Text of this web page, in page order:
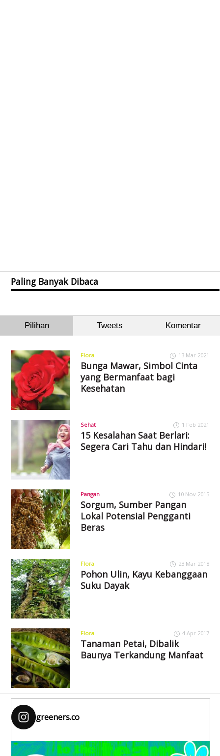
Paling Banyak Dibaca
Pilihan Tweets Komentar
Flora 13 Mar 2021
Bunga Mawar, Simbol Cinta
yang Bermanfaat bagi
Kesehatan
Sehat 1 Feb 2021
15 Kesalahan Saat Berlari:
Segera Cari Tahu dan Hindari!
Pangan 10 Nov 2015
Sorgum, Sumber Pangan
Lokal Potensial Pengganti
Beras
Flora 23 Mar 2018
Pohon Ulin, Kayu Kebanggaan
Suku Dayak
Flora 4 Apr 2017
Tanaman Petai, Dibalik
Baunya Terkandung Manfaat
greeners.co